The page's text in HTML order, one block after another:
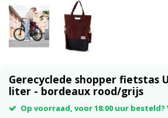
Gerecyclede shopper fietstas
liter - bordeaux rood/grijs
Op voorraad, voor 18:00 uur